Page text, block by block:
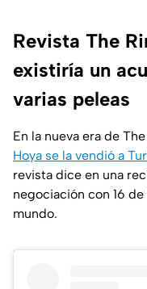
Revista The
existiría un
varias peleas
En la nueva era de
Hoya se la vendió a
revista dice en una
negociación con 16
mundo.